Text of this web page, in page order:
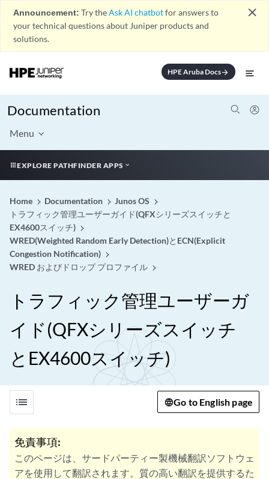
Announcement: Try theAsk AI chatbotfor answers to
your technical questions about Juniper products and
solutions.
close
HPE Aruba Docsarrow_forward
Documentation
Menu
EXPLORE PATHFINDER APPS
Home Documentation
Junos OS
トラフィック管理ユーザーガイド(QFXシリーズスイッチと
EX4600スイッチ)
WRED(Weighted Random Early Detection)とECN(Explicit
Congestion Notification)
WRED およびドロップ プロファイル
トラフィック管理ユーザーガ
イド(QFXシリーズスイッチ
とEX4600スイッチ)
list Go to English page
免責事項:
このページは、サードパーティー製機械翻訳ソフトウェ
アを使用して翻訳されます。質の高い翻訳を提供するた